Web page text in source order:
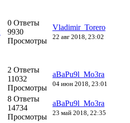
0 Ответы
9930
Просмотры
Vladimir_Torero
22 авг 2018, 23:02
2 Ответы
11032
Просмотры
aBaPu9l_Mo3ra
04 июн 2018, 23:01
8 Ответы
14734
Просмотры
aBaPu9l_Mo3ra
23 май 2018, 22:35